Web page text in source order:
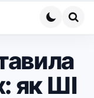
як ШІ